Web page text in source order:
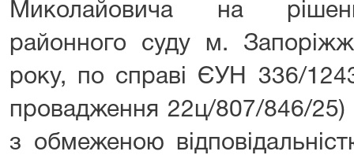
Миколайовича на
районного суду м.
року, по справі ЄУН 336/
провадження 22ц/807/846/25)
з обмеженою